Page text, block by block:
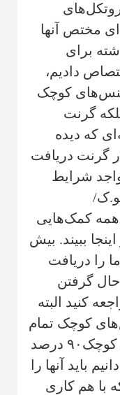
مختص آنها
برای
دادیم،
کوچک
بلکه گرنت
که دیده
تا ۲۰ هزار دلار گرنت دریافت
شرایط
همه کمک‌هایی
ببیند. بیش
ما را دریافت
در حال گرفتن
کنید البته
کوچک تمام
شده اما مشخصا بیزینس‌های کوچک۹۰ درصد
باید آنها را
با هم کاری